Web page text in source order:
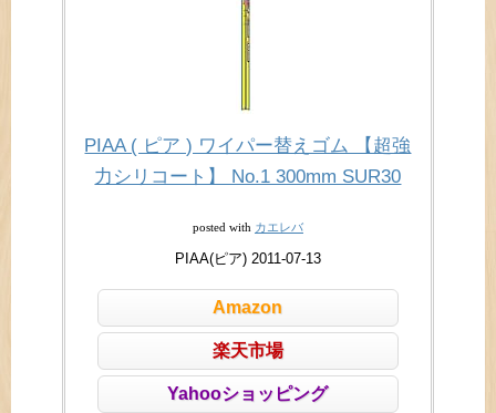
PIAA ( ピア ) ワイパー替えゴム 【超強
力シリコート】 No.1 300mm SUR30
posted with カエレバ
PIAA(ピア) 2011-07-13
Amazon
楽天市場
Yahooショッピング